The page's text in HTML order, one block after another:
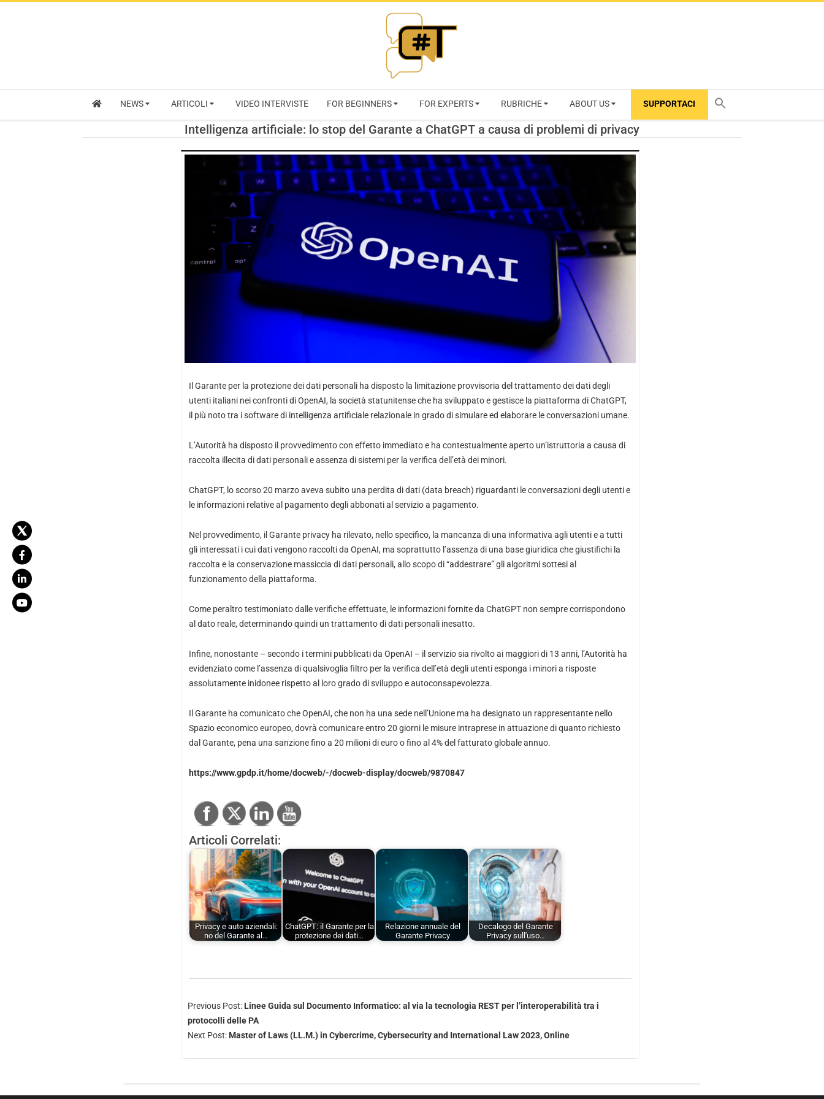
RIVISTA
CYBERSECURITY
TRENDS
NEWS ARTICOLI VIDEO INTERVISTE FOR BEGINNERS FOR EXPERTS RUBRICHE ABOUT US SUPPORTACI
Intelligenza artificiale: lo stop del Garante a ChatGPT a causa di problemi di privacy
Il Garante per la protezione dei dati personali ha disposto la limitazione provvisoria del trattamento dei dati degli
utenti italiani nei confronti di OpenAI, la società statunitense che ha sviluppato e gestisce la piattaforma di ChatGPT,
il più noto tra i software di intelligenza artificiale relazionale in grado di simulare ed elaborare le conversazioni umane.
L’Autorità ha disposto il provvedimento con effetto immediato e ha contestualmente aperto un’istruttoria a causa di
raccolta illecita di dati personali e assenza di sistemi per la verifica dell’età dei minori.
ChatGPT, lo scorso 20 marzo aveva subito una perdita di dati (data breach) riguardanti le conversazioni degli utenti e
le informazioni relative al pagamento degli abbonati al servizio a pagamento.
Nel provvedimento, il Garante privacy ha rilevato, nello specifico, la mancanza di una informativa agli utenti e a tutti
gli interessati i cui dati vengono raccolti da OpenAI, ma soprattutto l’assenza di una base giuridica che giustifichi la
raccolta e la conservazione massiccia di dati personali, allo scopo di “addestrare” gli algoritmi sottesi al
funzionamento della piattaforma.
Come peraltro testimoniato dalle verifiche effettuate, le informazioni fornite da ChatGPT non sempre corrispondono
al dato reale, determinando quindi un trattamento di dati personali inesatto.
Infine, nonostante – secondo i termini pubblicati da OpenAI – il servizio sia rivolto ai maggiori di 13 anni, l’Autorità ha
evidenziato come l’assenza di qualsivoglia filtro per la verifica dell’età degli utenti esponga i minori a risposte
assolutamente inidonee rispetto al loro grado di sviluppo e autoconsapevolezza.
Il Garante ha comunicato che OpenAI, che non ha una sede nell’Unione ma ha designato un rappresentante nello
Spazio economico europeo, dovrà comunicare entro 20 giorni le misure intraprese in attuazione di quanto richiesto
dal Garante, pena una sanzione fino a 20 milioni di euro o fino al 4% del fatturato globale annuo.
https://www.gpdp.it/home/docweb/-/docweb-display/docweb/9870847
Articoli Correlati:
Privacy e auto aziendali:
no del Garante al…
ChatGPT: il Garante per la
protezione dei dati…
Relazione annuale del
Garante Privacy
Decalogo del Garante
Privacy sull'uso…
Previous Post: Linee Guida sul Documento Informatico: al via la tecnologia REST per l’interoperabilità tra i
protocolli delle PA
Next Post: Master of Laws (LL.M.) in Cybercrime, Cybersecurity and International Law 2023, Online